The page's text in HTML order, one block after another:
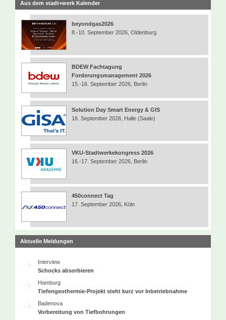
Aus dem stadt+werk Kalender
beyondgas2026
8.-10. September 2026, Oldenburg
BDEW Fachtagung
Forderungsmanagement 2026
15.-16. September 2026, Berlin
Solution Day Smart Energy & GIS
16. September 2026, Halle (Saale)
VKU-Stadtwerkekongress 2026
16.-17. September 2026, Berlin
450connect Tag
17. September 2026, Köln
Aktuelle Meldungen
Interview
Schocks absorbieren
Hamburg
Tiefengeothermie-Projekt steht kurz vor Inbetriebnahme
Badenova
Vorbereitung von Tiefbohrungen